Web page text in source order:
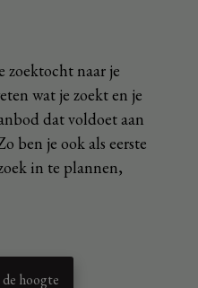
zoektocht naar je
wat je zoekt en je
dat voldoet aan
ben je ook als eerste
in te plannen,
hoogte